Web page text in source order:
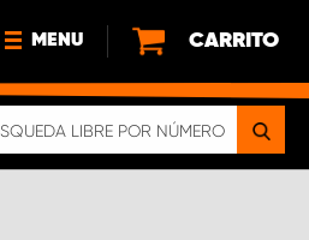
MENU
NOTICIAS
CARRITO